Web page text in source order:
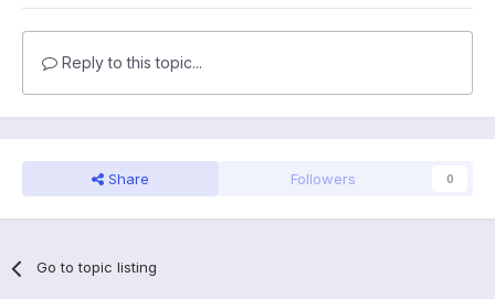
Reply to this topic...
Share Followers 0
Go to topic listing